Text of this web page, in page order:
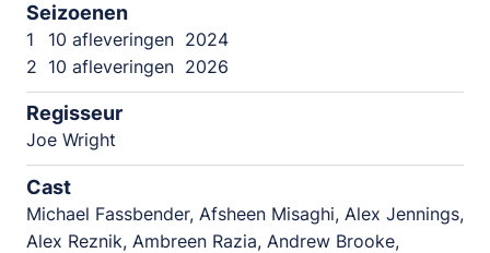
Seizoenen
1 10 afleveringen 2024
2 10 afleveringen 2026
Regisseur
Joe Wright
Cast
Michael Fassbender, Afsheen Misaghi, Alex Jennings,
Alex Reznik, Ambreen Razia, Andrew Brooke,